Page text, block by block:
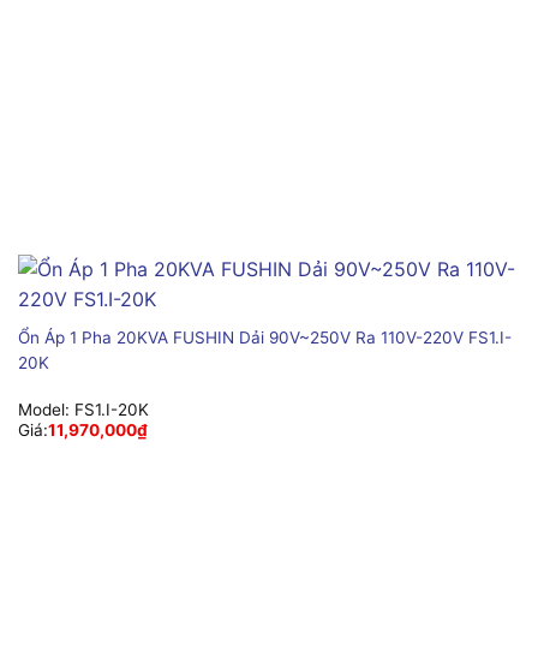
Ổn Áp 1 Pha 20KVA FUSHIN Dải 90V~250V Ra 110V-220V FS1.I-
20K
Model: FS1.I-20K
Giá:11,970,000₫